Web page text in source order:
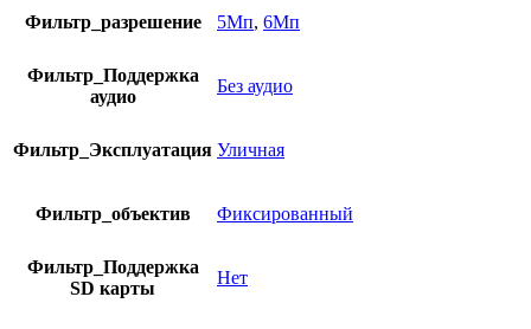
Фильтр_разрешение 5Мп, 6Мп
Фильтр_Поддержка
аудио
Без аудио
Фильтр_Эксплуатация Уличная
Фильтр_объектив Фиксированный
Фильтр_Поддержка
SD карты
Нет